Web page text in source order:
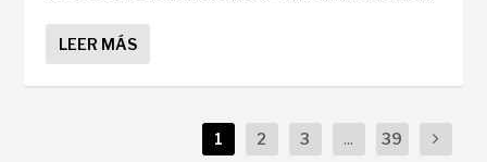
LEER MÁS
1 2 3 ... 39